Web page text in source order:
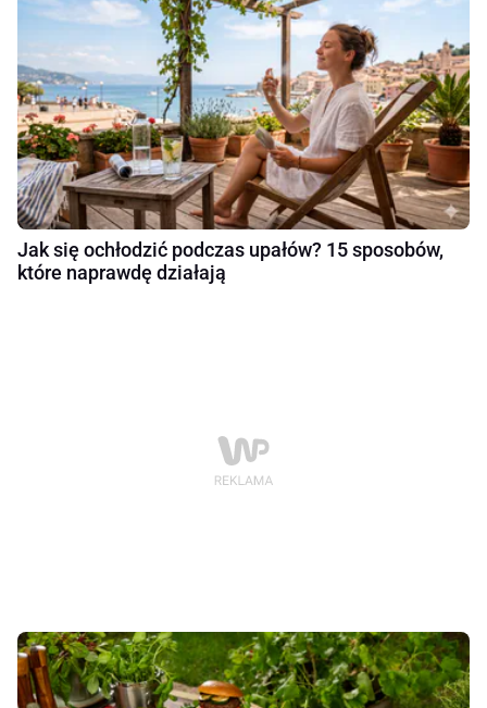
Jak się ochłodzić podczas upałów? 15 sposobów,
które naprawdę działają